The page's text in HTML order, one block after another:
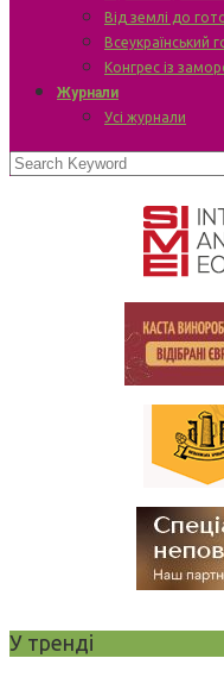
Від землі до
Всеукраїнський
Конгрес із
Журнали
Усі журнали
У тренді